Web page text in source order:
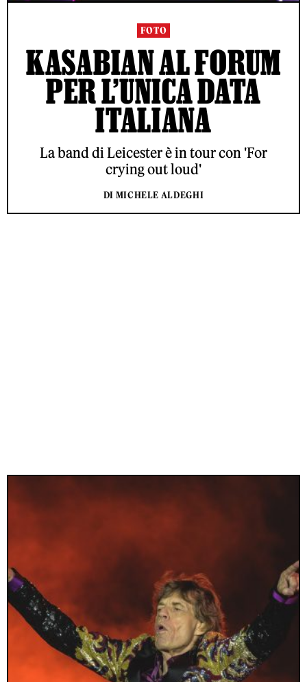
FOTO
KASABIAN AL FORUM
PER L’UNICA DATA
ITALIANA
La band di Leicester è in tour con 'For
crying out loud'
DI MICHELE ALDEGHI